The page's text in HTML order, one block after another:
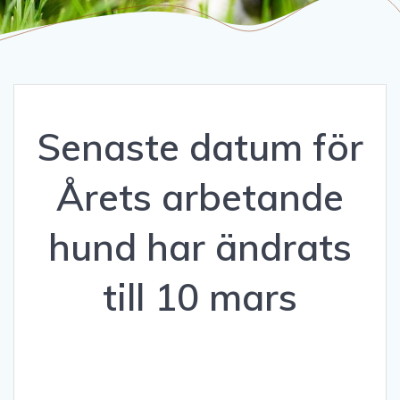
Senaste datum för
Årets arbetande
hund har ändrats
till 10 mars